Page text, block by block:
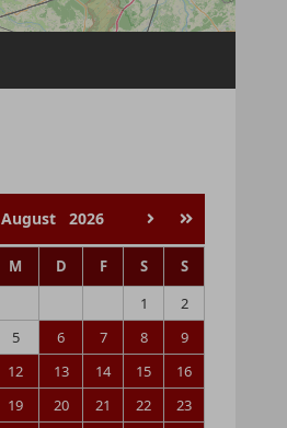
August 2026
M D F S
S
1
2
5 6 7 8
9
12 13 14 15
16
19 20 21 22
23